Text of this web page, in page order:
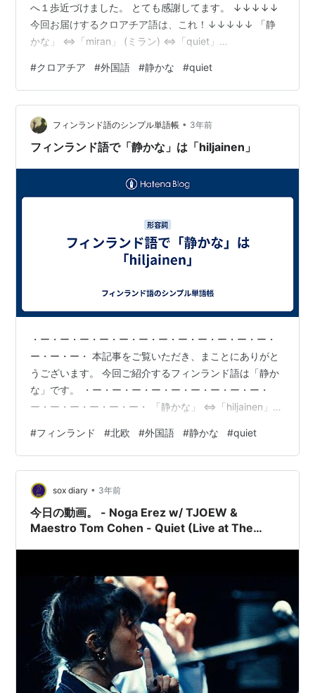
へ１歩近づけました。 とても感謝してます。 ↓↓↓↓↓
今回お届けするクロアチア語は、これ！↓↓↓↓↓ 「静
かな」 ⇔「miran」 (ミラン) ⇔「quiet」
・・・・・・・・・・ いかがでしたか？ では、この短い
記事から去る前に、「しずかな、みらん」と５回、口に
出してください。 次に目を閉じ、何も見ずに言えたら成
功です。 失敗したら、何度も試してOK。何回目でも、目
をつぶって言えたら大・成・功！ 記事を離れた瞬間に忘
#クロアチア #外国語 #静かな #quiet
フィンランド語のシンプル単語帳 • 3年前
フィンランド語で「静かな」は「hiljainen」
・ー・ー・ー・ー・ー・ー・ー・ー・ー・ー・ー・ー・
ー・ー・ー・ 本記事をご覧いただき、まことにありがと
うございます。 今回ご紹介するフィンランド語は「静か
な」です。 ・ー・ー・ー・ー・ー・ー・ー・ー・ー・
ー・ー・ー・ー・ー・ー・ 「静かな」 ⇔「hiljainen」
ー・ー・ー・ー・ー・ー・ー・ー・ー・ー・ 〔例文〕
「」 ⇔「」 () ⇔「」 ・ー・ー・ー・ー・ー・ー・ー・
ー・ー・ー・ー・ー・ー・ー・ー・ 〔関連単語〕 うるさ
い⇔meluisa(メルイサ)⇔loud ・ー・ー・ー・ー・ー・
ー・ー・ー・ー・ー・ー・ー・ー・ー・ー・ まだ…
#フィンランド #北欧 #外国語 #静かな #quiet
sox diary • 3年前
今日の動画。 - Noga Erez w/ TJOEW &
Maestro Tom Cohen - Quiet (Live at The